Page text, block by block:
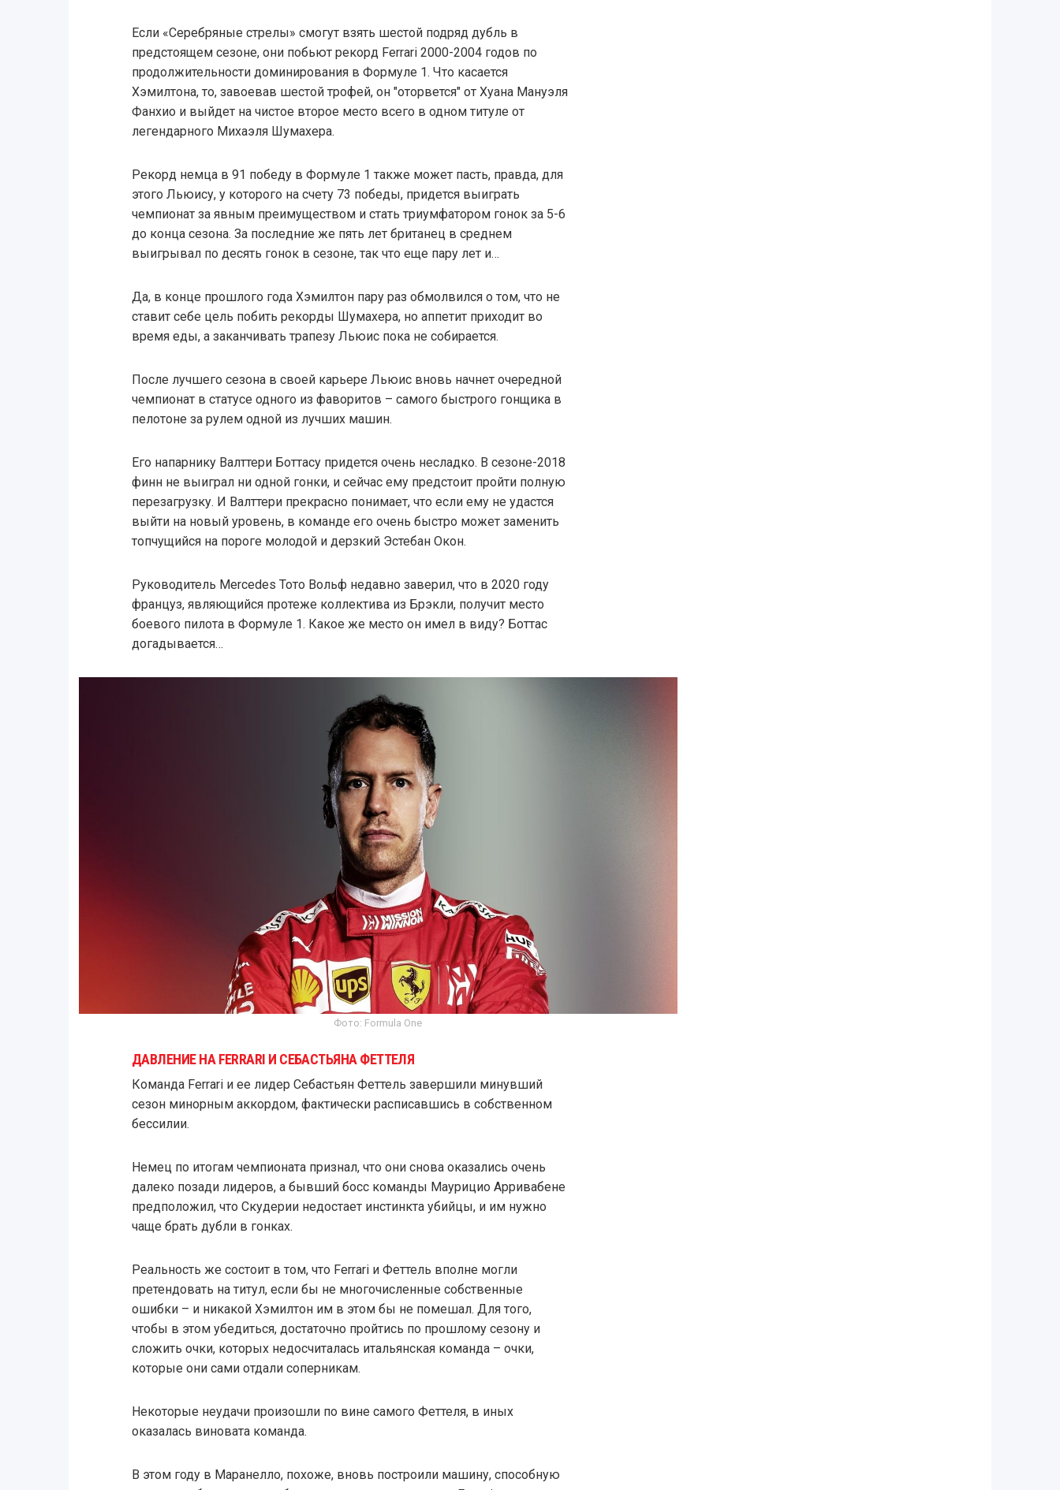
Если «Серебряные стрелы» смогут взять шестой подряд дубль в
предстоящем сезоне, они побьют рекорд Ferrari 2000-2004 годов по
продолжительности доминирования в Формуле 1. Что касается
Хэмилтона, то, завоевав шестой трофей, он "оторвется" от Хуана Мануэля
Фанхио и выйдет на чистое второе место всего в одном титуле от
легендарного Михаэля Шумахера.
Рекорд немца в 91 победу в Формуле 1 также может пасть, правда, для
этого Льюису, у которого на счету 73 победы, придется выиграть
чемпионат за явным преимуществом и стать триумфатором гонок за 5-6
до конца сезона. За последние же пять лет британец в среднем
выигрывал по десять гонок в сезоне, так что еще пару лет и…
Да, в конце прошлого года Хэмилтон пару раз обмолвился о том, что не
ставит себе цель побить рекорды Шумахера, но аппетит приходит во
время еды, а заканчивать трапезу Льюис пока не собирается.
После лучшего сезона в своей карьере Льюис вновь начнет очередной
чемпионат в статусе одного из фаворитов – самого быстрого гонщика в
пелотоне за рулем одной из лучших машин.
Его напарнику Валттери Боттасу придется очень несладко. В сезоне-2018
финн не выиграл ни одной гонки, и сейчас ему предстоит пройти полную
перезагрузку. И Валттери прекрасно понимает, что если ему не удастся
выйти на новый уровень, в команде его очень быстро может заменить
топчущийся на пороге молодой и дерзкий Эстебан Окон.
Руководитель Mercedes Тото Вольф недавно заверил, что в 2020 году
француз, являющийся протеже коллектива из Брэкли, получит место
боевого пилота в Формуле 1. Какое же место он имел в виду? Боттас
догадывается…
Фото: Formula One
ДАВЛЕНИЕ НА FERRARI И СЕБАСТЬЯНА ФЕТТЕЛЯ
Команда Ferrari и ее лидер Себастьян Феттель завершили минувший
сезон минорным аккордом, фактически расписавшись в собственном
бессилии.
Немец по итогам чемпионата признал, что они снова оказались очень
далеко позади лидеров, а бывший босс команды Маурицио Арривабене
предположил, что Скудерии недостает инстинкта убийцы, и им нужно
чаще брать дубли в гонках.
Реальность же состоит в том, что Ferrari и Феттель вполне могли
претендовать на титул, если бы не многочисленные собственные
ошибки – и никакой Хэмилтон им в этом бы не помешал. Для того,
чтобы в этом убедиться, достаточно пройтись по прошлому сезону и
сложить очки, которых недосчиталась итальянская команда – очки,
которые они сами отдали соперникам.
Некоторые неудачи произошли по вине самого Феттеля, в иных
оказалась виновата команда.
В этом году в Маранелло, похоже, вновь построили машину, способную